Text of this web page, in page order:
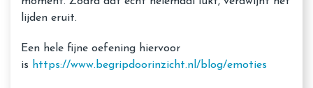
lijden eruit.
Een hele fijne oefening hiervoor
is https://www.begripdoorinzicht.nl/blog/emoties